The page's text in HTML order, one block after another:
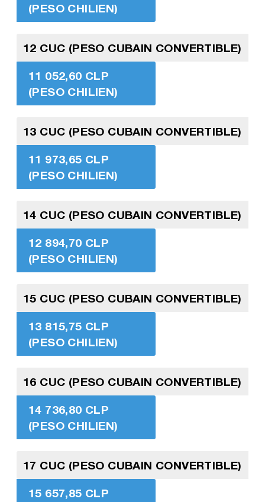
(PESO CHILIEN)
12 CUC (PESO CUBAIN CONVERTIBLE)
11 052,60 CLP
(PESO CHILIEN)
13 CUC (PESO CUBAIN CONVERTIBLE)
11 973,65 CLP
(PESO CHILIEN)
14 CUC (PESO CUBAIN CONVERTIBLE)
12 894,70 CLP
(PESO CHILIEN)
15 CUC (PESO CUBAIN CONVERTIBLE)
13 815,75 CLP
(PESO CHILIEN)
16 CUC (PESO CUBAIN CONVERTIBLE)
14 736,80 CLP
(PESO CHILIEN)
17 CUC (PESO CUBAIN CONVERTIBLE)
15 657,85 CLP